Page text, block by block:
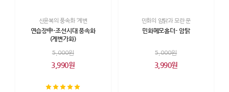
신윤복의 풍속화 ‘계변
연습장中-조선시대 풍속화
(계변가화)
5,000원
3,990원
민화의 암탉과 모란 문
민화메모홀더- 암탉
5,000원
3,990원